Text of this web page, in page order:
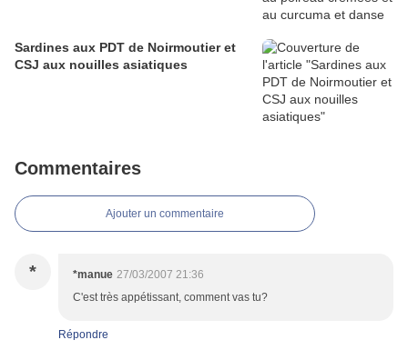
Sardines aux PDT de Noirmoutier et
CSJ aux nouilles asiatiques
Commentaires
Ajouter un commentaire
* *manue 27/03/2007 21:36
C'est très appétissant, comment vas tu?
Répondre